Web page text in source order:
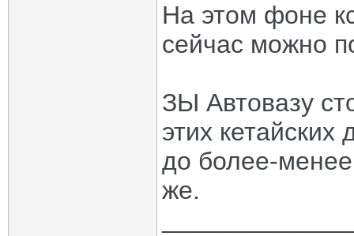
На этом фоне
сейчас можно
ЗЫ Автовазу
этих
до более-
же.